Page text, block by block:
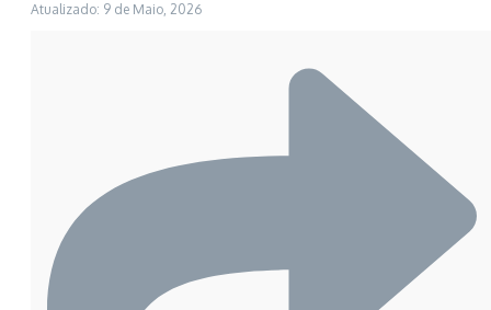
Atualizado: 9 de Maio, 2026